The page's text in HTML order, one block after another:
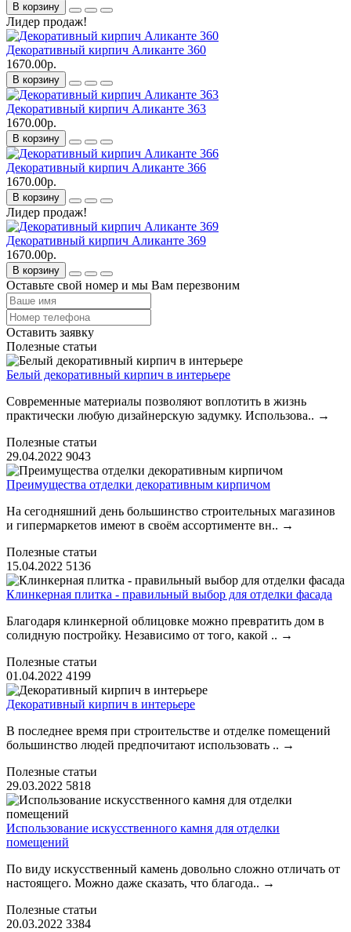
В корзину
Лидер продаж!
Декоративный кирпич Аликанте 360
1670.00р.
В корзину
Декоративный кирпич Аликанте 363
1670.00р.
В корзину
Декоративный кирпич Аликанте 366
1670.00р.
В корзину
Лидер продаж!
Декоративный кирпич Аликанте 369
1670.00р.
В корзину
Оставьте свой номер и мы Вам перезвоним
Оставить заявку
Полезные статьи
Белый декоративный кирпич в интерьере
Современные материалы позволяют воплотить в жизнь
практически любую дизайнерскую задумку. Использова.. →
Полезные статьи
29.04.2022 9043
Преимущества отделки декоративным кирпичом
На сегодняшний день большинство строительных магазинов
и гипермаркетов имеют в своём ассортименте вн.. →
Полезные статьи
15.04.2022 5136
Клинкерная плитка - правильный выбор для отделки фасада
Благодаря клинкерной облицовке можно превратить дом в
солидную постройку. Независимо от того, какой .. →
Полезные статьи
01.04.2022 4199
Декоративный кирпич в интерьере
В последнее время при строительстве и отделке помещений
большинство людей предпочитают использовать .. →
Полезные статьи
29.03.2022 5818
Использование искусственного камня для отделки
помещений
По виду искусственный камень довольно сложно отличать от
настоящего. Можно даже сказать, что благода.. →
Полезные статьи
20.03.2022 3384